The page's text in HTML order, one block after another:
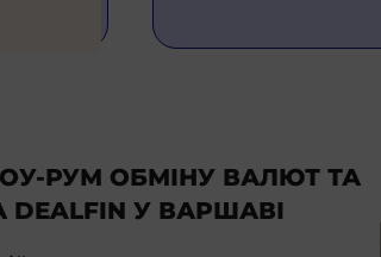
РУМ ОБМІНУ ВАЛЮТ ТА
У ВАРШАВІ